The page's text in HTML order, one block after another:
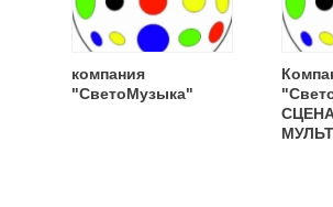
компания
"СветоМузыка"